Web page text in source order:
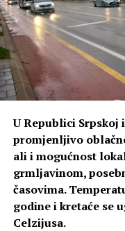
U Republici Srpskoj
promjenljivo
ali i mogućnost
grmljavinom,
časovima.
godine i kretaće se
Celzijusa.